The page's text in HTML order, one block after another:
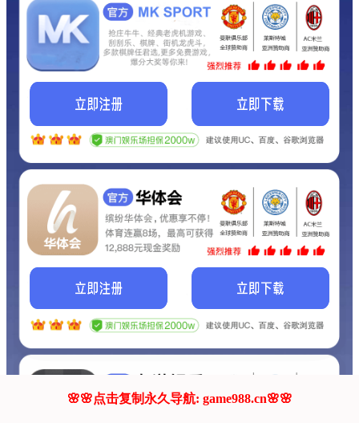
Hey Guys!
我们即将上线啦...
我们的网站正在建设.
它将是非常棒的网站.
联系我们!